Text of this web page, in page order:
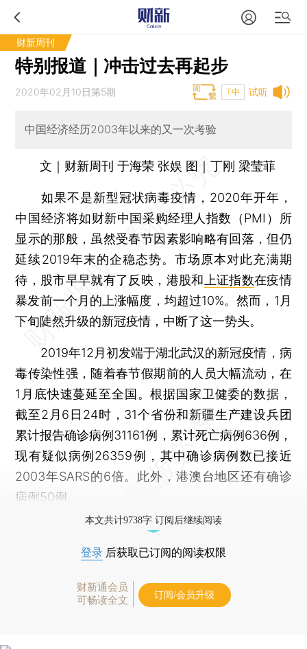
财新周刊
特别报道｜冲击过去再起步
试听
2020年02月10日第5期 T中
中国经济经历2003年以来的又一次考验
文｜财新周刊 于海荣 张娱 图｜丁刚 梁莹菲
如果不是新型冠状病毒疫情，2020年开年，
中国经济将如财新中国采购经理人指数（PMI）所
显示的那般，虽然受春节因素影响略有回落，但仍
延续2019年末的企稳态势。市场原本对此充满期
待，股市早早就有了反映，港股和 上证指数在疫情
暴发前一个月的上涨幅度，均超过10%。然而，1月
下旬陡然升级的新冠疫情，中断了这一势头。
2019年12月初发端于湖北武汉的新冠疫情，病
毒传染性强，随着春节假期前的人员大幅流动，在
1月底快速蔓延至全国。根据国家卫健委的数据，
截至2月6日24时，31个省份和新疆生产建设兵团
累计报告确诊病例31161例，累计死亡病例636例，
现有疑似病例26359例，其中确诊病例数已接近
2003年SARS的6倍。此外，港澳台地区还有确诊
病例50例。
本文共计9738字 订阅后继续阅读
登录 后获取已订阅的阅读权限
财新通会员
可畅读全文
订阅/会员升级